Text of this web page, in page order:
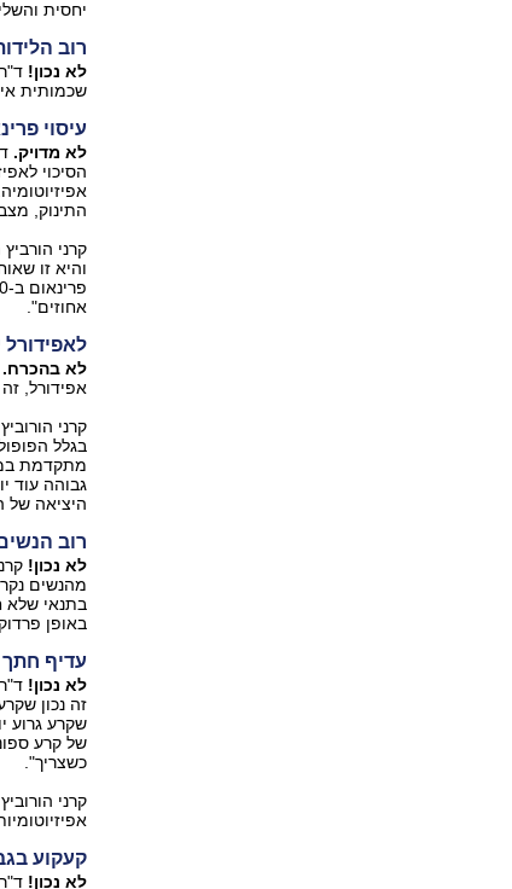
יחסית
רוב
לא נכון!
שכמותית
עיסוי
לא מדויק.
הסיכוי
התינוק,
קרני
והיא זו
אחוזים".
לאפידורל
לא בהכרח.
אפידורל,
קרני
בגלל
מתקדמת
גבוהה עוד
היציאה של
רוב
לא נכון!
בתנאי שלא
באופן
עדיף
לא נכון!
זה נכון
שקרע גרוע
של קרע
כשצריך".
קרני
קעקוע
לא נכון!